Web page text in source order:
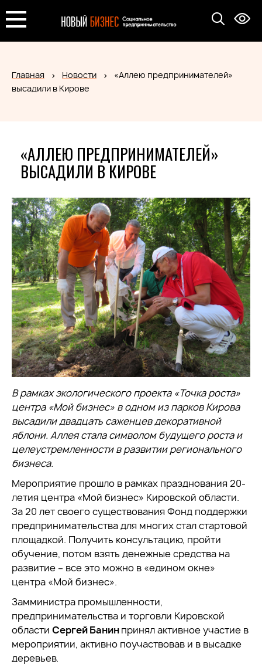
Главная Новости
«Аллею предпринимателей»
высадили в Кирове
«АЛЛЕЮ ПРЕДПРИНИМАТЕЛЕЙ»
ВЫСАДИЛИ В КИРОВЕ
В рамках экологического проекта «Точка роста»
центра «Мой бизнес» в одном из парков Кирова
высадили двадцать саженцев декоративной
яблони. Аллея стала символом будущего роста и
целеустремленности в развитии регионального
бизнеса.
Мероприятие прошло в рамках празднования 20-
летия центра «Мой бизнес» Кировской области.
За 20 лет своего существования Фонд поддержки
предпринимательства для многих стал стартовой
площадкой. Получить консультацию, пройти
обучение, потом взять денежные средства на
развитие – все это можно в «едином окне»
центра «Мой бизнес».
Замминистра промышленности,
предпринимательства и торговли Кировской
области Сергей Банинпринял активное участие в
мероприятии, активно поучаствовав и в высадке
деревьев.